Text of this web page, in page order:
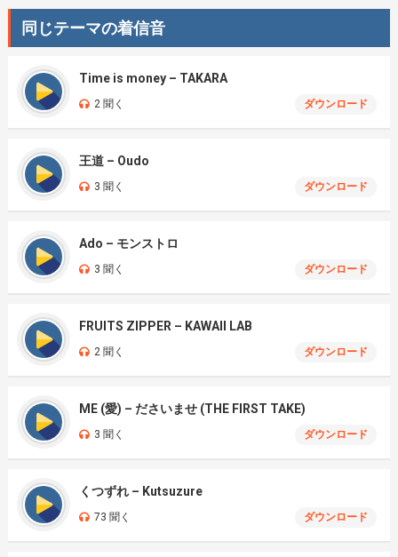
同じテーマの着信音
Time is money – TAKARA
2 聞く ダウンロード
王道 – Oudo
3 聞く ダウンロード
Ado – モンストロ
3 聞く ダウンロード
FRUITS ZIPPER – KAWAII LAB
2 聞く ダウンロード
ME (愛) – ださいませ (THE FIRST TAKE)
3 聞く ダウンロード
くつずれ – Kutsuzure
73 聞く ダウンロード